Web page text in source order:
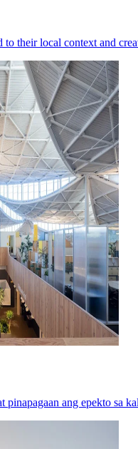
their local context and
pinapagaan ang epekto sa